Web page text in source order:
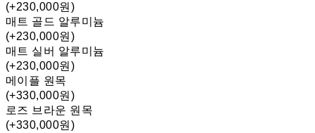
(+230,000원)
매트 골드 알루미늄
(+230,000원)
매트 실버 알루미늄
(+230,000원)
메이플 원목
(+330,000원)
로즈 브라운 원목
(+330,000원)